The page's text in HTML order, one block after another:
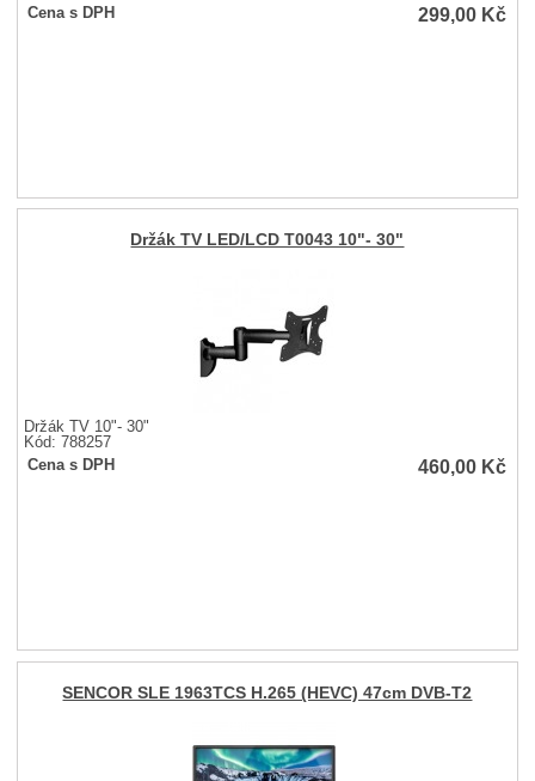
Cena s DPH
299,00 Kč
Držák TV LED/LCD T0043 10"- 30"
Držák TV 10"- 30"
Kód: 788257
Cena s DPH
460,00 Kč
SENCOR SLE 1963TCS H.265 (HEVC) 47cm DVB-T2